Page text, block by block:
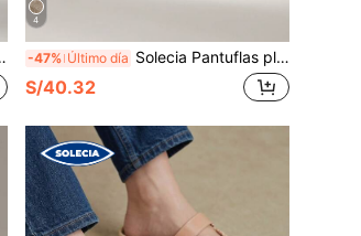
4
-47% Último día Solecia Pantuflas planas para mujer, estilo vintage, con hebilla, cómodas, versátiles, sencillas, de punta cerrada, para uso exterior
S/40.32